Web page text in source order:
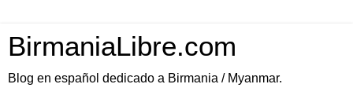
BirmaniaLibre.com
Blog en español dedicado a Birmania / Myanmar.